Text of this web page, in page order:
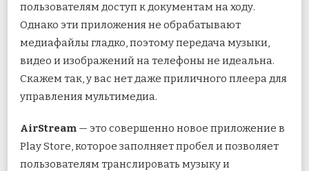
пользователям доступ к документам на ходу.
Однако эти приложения не обрабатывают
медиафайлы гладко, поэтому передача музыки,
видео и изображений на телефоны не идеальна.
Скажем так, у вас нет даже приличного плеера для
управления мультимедиа.
AirStream — это совершенно новое приложение в
Play Store, которое заполняет пробел и позволяет
пользователям транслировать музыку и